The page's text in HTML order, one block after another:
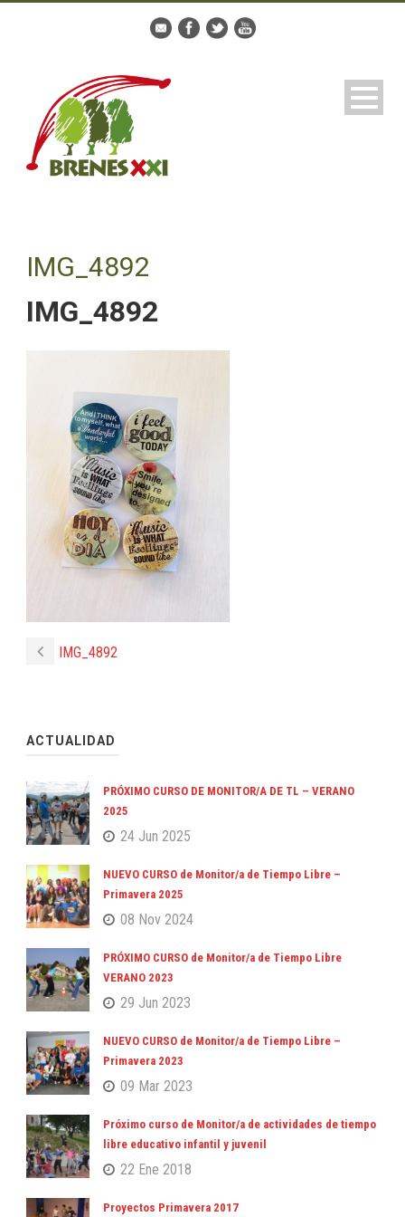
IMG_4892
IMG_4892
IMG_4892
ACTUALIDAD
PRÓXIMO CURSO DE MONITOR/A DE TL – VERANO
2025
24 Jun 2025
NUEVO CURSO de Monitor/a de Tiempo Libre –
Primavera 2025
08 Nov 2024
PRÓXIMO CURSO de Monitor/a de Tiempo Libre
VERANO 2023
29 Jun 2023
NUEVO CURSO de Monitor/a de Tiempo Libre –
Primavera 2023
09 Mar 2023
Próximo curso de Monitor/a de actividades de tiempo
libre educativo infantil y juvenil
22 Ene 2018
Proyectos Primavera 2017